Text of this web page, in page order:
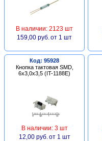
В наличии: 2123 шт
159,00 руб. от 1 шт
Код: 95928
Кнопка тактовая SMD,
6х3,0х3,5 (IT-1188E)
В наличии: 3 шт
12,00 руб. от 1 шт